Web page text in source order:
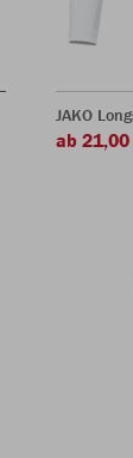
JAKO
ab